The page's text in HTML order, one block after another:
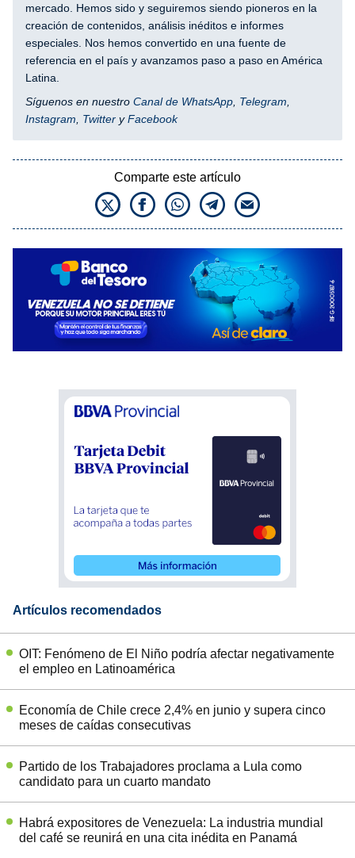
mercado. Hemos sido y seguiremos siendo pioneros en la
creación de contenidos, análisis inéditos e informes
especiales. Nos hemos convertido en una fuente de
referencia en el país y avanzamos paso a paso en América
Latina.
Síguenos en nuestro Canal de WhatsApp, Telegram,
Instagram, Twitter yFacebook
Comparte este artículo
Artículos recomendados
OIT: Fenómeno de El Niño podría afectar negativamente
el empleo en Latinoamérica
Economía de Chile crece 2,4% en junio y supera cinco
meses de caídas consecutivas
Partido de los Trabajadores proclama a Lula como
candidato para un cuarto mandato
Habrá expositores de Venezuela: La industria mundial
del café se reunirá en una cita inédita en Panamá